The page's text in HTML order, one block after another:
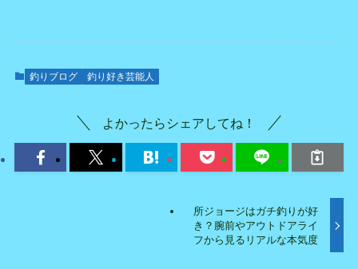
釣りブログ 釣り好き芸能人
よかったらシェアしてね！
所ジョージはガチ釣りが好
き？腕前やアウトドアライ
フから見るリアルな本気度